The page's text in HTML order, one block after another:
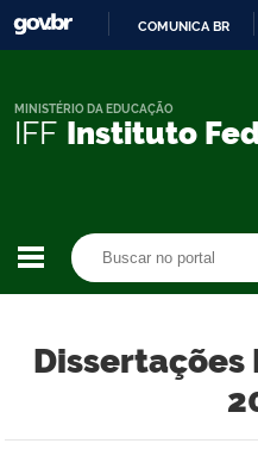
COMUNICA BR
IFF Instituto
MINISTÉRIO DA EDUCAÇÃO
Dissertações